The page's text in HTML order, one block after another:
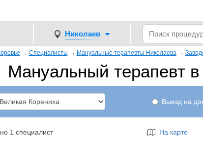
Николаев
→ Специалисты → Мануальные терапевты Николаева →
Мануальный терапевт
Выезд на
1 специалист На карте